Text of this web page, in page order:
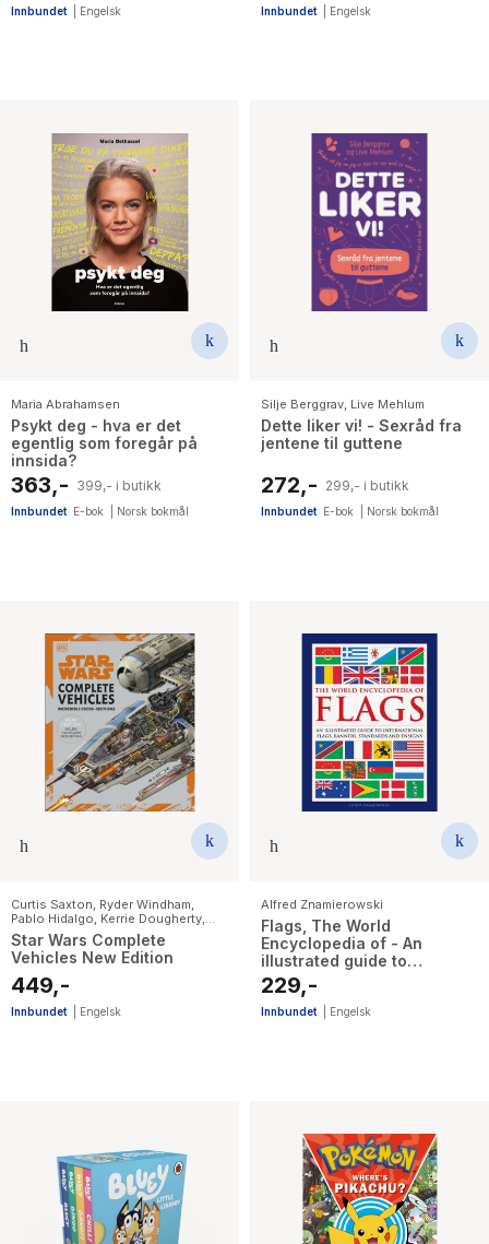
Innbundet Engelsk Innbundet Engelsk
Maria Abrahamsen
Psykt deg - hva er det
egentlig som foregår på
innsida?
363,- 399,- i butikk
Innbundet E-bok Norsk bokmål
Silje Berggrav, Live Mehlum
Dette liker vi! - Sexråd fra
jentene til guttene
272,- 299,- i butikk
Innbundet E-bok Norsk bokmål
Curtis Saxton, Ryder Windham,
Pablo Hidalgo, Kerrie Dougherty,
Jason Fry
David West Reynolds
Star Wars Complete
Vehicles New Edition
449,-
Innbundet Engelsk
Alfred Znamierowski
Flags, The World
Encyclopedia of - An
illustrated guide to
international flags,
banners, standards and
ensigns
229,-
Innbundet Engelsk